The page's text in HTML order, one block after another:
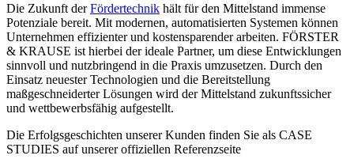
Die Zukunft derFördertechnik hält für den Mittelstand immense
Potenziale bereit. Mit modernen, automatisierten Systemen können
Unternehmen effizienter und kostensparender arbeiten. FÖRSTER
& KRAUSE ist hierbei der ideale Partner, um diese Entwicklungen
sinnvoll und nutzbringend in die Praxis umzusetzen. Durch den
Einsatz neuester Technologien und die Bereitstellung
maßgeschneiderter Lösungen wird der Mittelstand zukunftssicher
und wettbewerbsfähig aufgestellt.
Die Erfolgsgeschichten unserer Kunden finden Sie als CASE
STUDIES auf unserer offiziellen Referenzseite